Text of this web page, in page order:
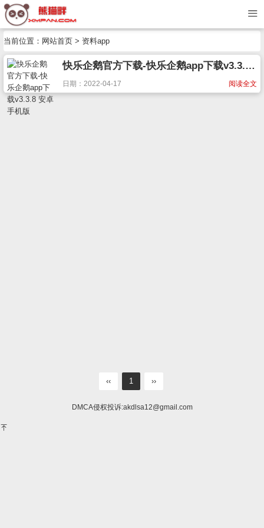
当前位置： 网站首页 > 资料app
快乐企鹅官方下载-快乐企鹅app下载v3.3.8 安卓手机版
阅读全文
日期：2022-04-17
‹‹ 1 ››
DMCA侵权投诉:akdlsa12@gmail.com